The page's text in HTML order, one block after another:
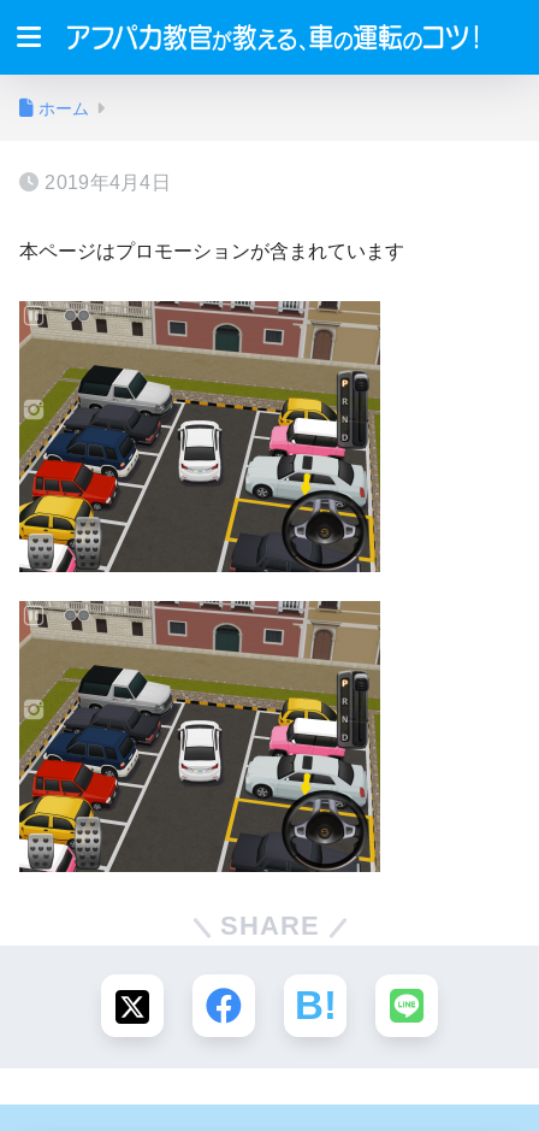
ホーム
2019年4月4日
本ページはプロモーションが含まれています
SHARE